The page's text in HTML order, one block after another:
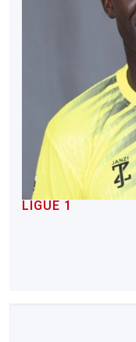
LIGUE 1